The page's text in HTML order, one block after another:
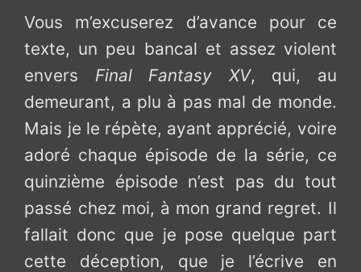
Vous m’excuserez d’avance pour ce
texte, un peu bancal et assez violent
envers Final Fantasy XV, qui, au
demeurant, a plu à pas mal de monde.
Mais je le répète, ayant apprécié, voire
adoré chaque épisode de la série, ce
quinzième épisode n’est pas du tout
passé chez moi, à mon grand regret. Il
fallait donc que je pose quelque part
cette déception, que je l’écrive en